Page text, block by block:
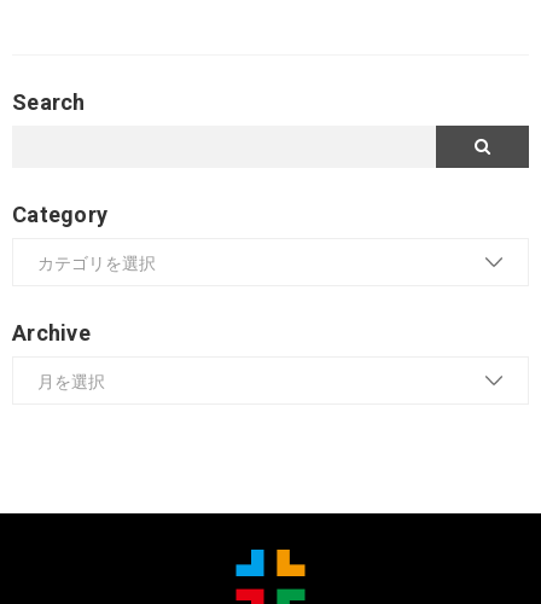
Search
Category
Archive